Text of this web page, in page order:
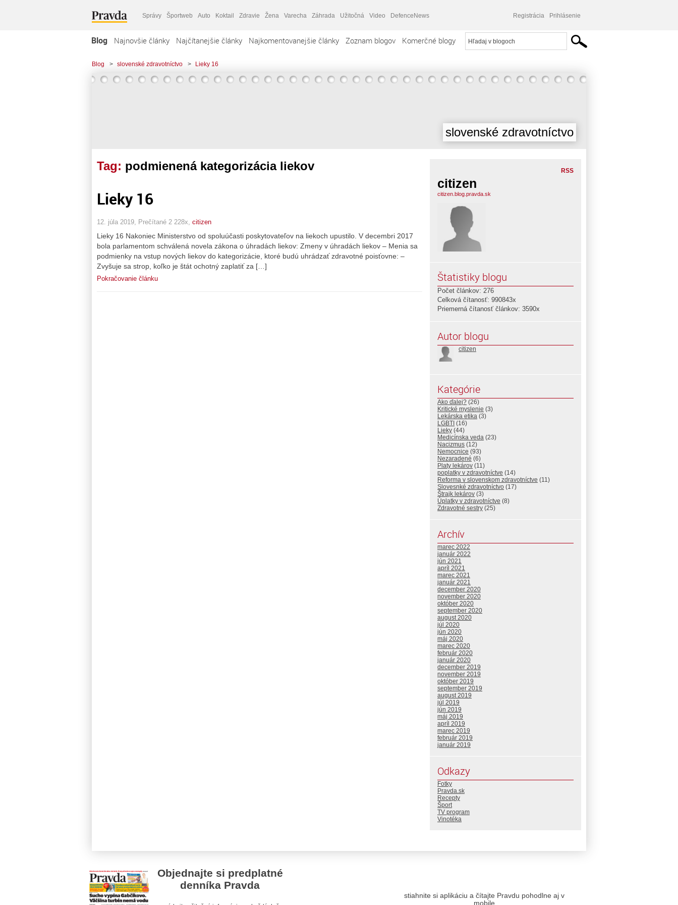
Správy Športweb Auto Koktail Zdravie Žena Varecha Záhrada Užitočná Video DefenceNews Registrácia Prihlásenie
Blog Najnovšie články Najčítanejšie články Najkomentovanejšie články Zoznam blogov Komerčné blogy
Blog > slovenské zdravotníctvo > Lieky 16
slovenské zdravotníctvo
Tag: podmienená kategorizácia liekov
Lieky 16
12. júla 2019, Prečítané 2 228x, citizen
Lieky 16 Nakoniec Ministerstvo od spoluúčasti poskytovateľov na liekoch upustilo. V decembri 2017
bola parlamentom schválená novela zákona o úhradách liekov: Zmeny v úhradách liekov – Menia sa
podmienky na vstup nových liekov do kategorizácie, ktoré budú uhrádzať zdravotné poisťovne: –
Zvyšuje sa strop, koľko je štát ochotný zaplatiť za […]
Pokračovanie článku
RSS
citizen
citizen.blog.pravda.sk
Štatistiky blogu
Počet článkov: 276
Celková čítanosť: 990843x
Priemerná čítanosť článkov: 3590x
Autor blogu
citizen
Kategórie
Ako ďalej? (26)
Kritické myslenie (3)
Lekárska etika (3)
LGBTI (16)
Lieky (44)
Medicínska veda (23)
Nacizmus (12)
Nemocnice (93)
Nezaradené (6)
Platy lekárov (11)
poplatky v zdravotníctve (14)
Reforma v slovenskom zdravotníctve (11)
Slovesnké zdravotníctvo (17)
Štrajk lekárov (3)
Úplatky v zdravotníctve (8)
Zdravotné sestry (25)
Archív
marec 2022
január 2022
jún 2021
apríl 2021
marec 2021
január 2021
december 2020
november 2020
október 2020
september 2020
august 2020
júl 2020
jún 2020
máj 2020
marec 2020
február 2020
január 2020
december 2019
november 2019
október 2019
september 2019
august 2019
júl 2019
jún 2019
máj 2019
apríl 2019
marec 2019
február 2019
január 2019
Odkazy
Fotky
Pravda.sk
Recepty
Šport
TV program
Vinotéka
Objednajte si predplatné
denníka Pravda
stiahnite si aplikáciu a čítajte Pravdu pohodlne aj v
mobile